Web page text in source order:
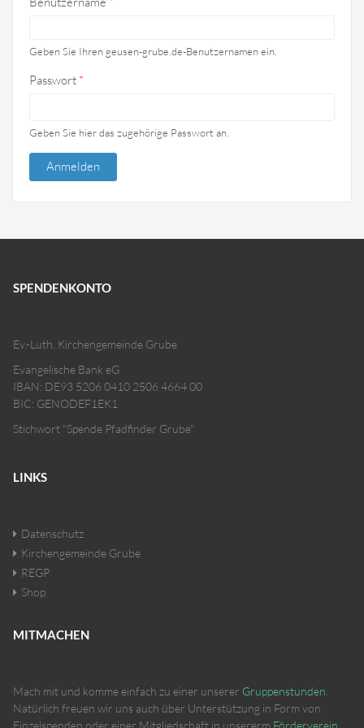
Geben Sie Ihren geusen-grube.de-Benutzernamen ein.
Passwort *
Geben Sie hier das zugehörige Passwort an.
SPENDENKONTO
Ev.-Luth. Kirchengemeinde Grube
Evangelische Bank eG
IBAN: DE93 5206 0410 2506 4664 00
BIC: GENODEF1EK1
Stichwort "Spende Pfadfinder Grube"
LINKS
Datenschutz
Kirchengemeinde Grube
REGP
Shop
MITMACHEN
Mach mit und komme einfach zu einer unserer Gruppenstunden
Natürlich freuen wir uns auch über Unterstützung in Form von
Einzelspenden oder einer Mitgliedschaft in unsererm Förderverein